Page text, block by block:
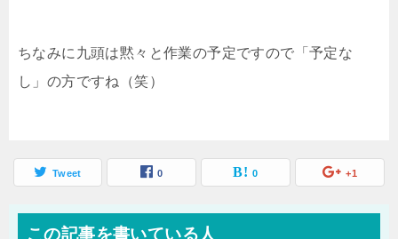
ちなみに九頭は黙々と作業の予定ですので「予定な
し」の方ですね（笑）
Tweet 0 0 +1
この記事を書いている人